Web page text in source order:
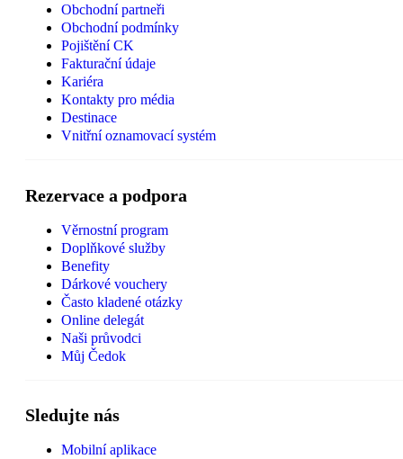
Obchodní partneři
Obchodní podmínky
Pojištění CK
Fakturační údaje
Kariéra
Kontakty pro média
Destinace
Vnitřní oznamovací systém
Rezervace a podpora
Věrnostní program
Doplňkové služby
Benefity
Dárkové vouchery
Často kladené otázky
Online delegát
Naši průvodci
Můj Čedok
Sledujte nás
Mobilní aplikace